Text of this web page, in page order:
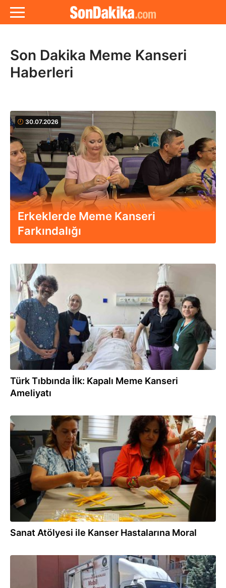
Son Dakika Meme Kanseri
Haberleri
30.07.2026
Erkeklerde Meme Kanseri
Farkındalığı
26.07.2026
Türk Tıbbında İlk: Kapalı Meme Kanseri
Ameliyatı
23.07.2026
Sanat Atölyesi ile Kanser Hastalarına Moral